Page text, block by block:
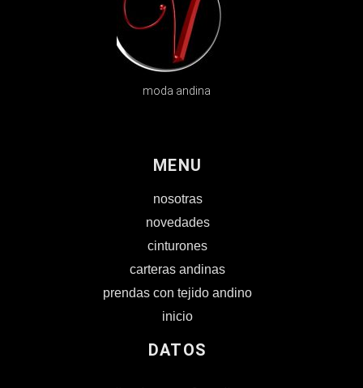
moda andina
MENU
nosotras
novedades
cinturones
carteras andinas
prendas con tejido andino
inicio
DATOS